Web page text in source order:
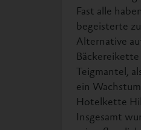
Fast alle
begeisterte
Alternative
Bäckereikette
Teigmantel,
ein
Hotelkette
Insgesamt
rein